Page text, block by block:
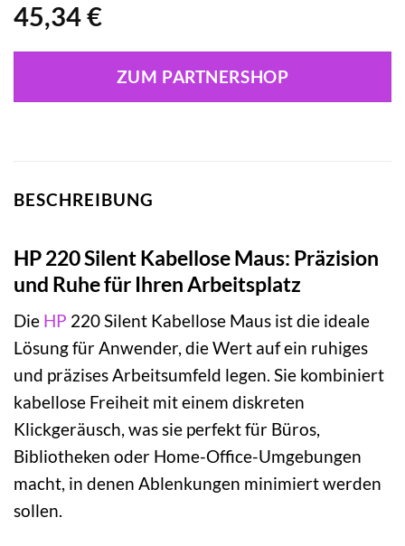
45,34€
ZUM PARTNERSHOP
BESCHREIBUNG
HP 220 Silent Kabellose Maus: Präzision
und Ruhe für Ihren Arbeitsplatz
Die HP 220 Silent Kabellose Maus ist die ideale
Lösung für Anwender, die Wert auf ein ruhiges
und präzises Arbeitsumfeld legen. Sie kombiniert
kabellose Freiheit mit einem diskreten
Klickgeräusch, was sie perfekt für Büros,
Bibliotheken oder Home-Office-Umgebungen
macht, in denen Ablenkungen minimiert werden
sollen.